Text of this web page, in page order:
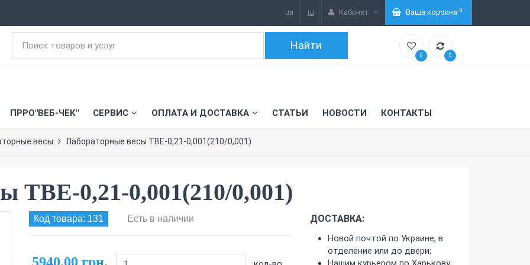
0 0
ПРРО"ВЕБ-ЧЕК" СЕРВИС ОПЛАТА И ДОСТАВКА СТАТЬИ НОВОСТИ КОНТАКТЫ
ua ru Кабинет Ваша корзина(0)
весы Лабораторные весы ТВЕ-0,21-0,001(210/0,001)
ТВЕ-0,21-0,001(210/0,001)
Код товара: 131 Есть в наличии ДОСТАВКА:
Новой почтой по Украине, в
отделение или до двери;